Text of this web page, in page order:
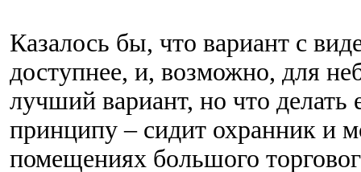
Казалось бы, что вариант с
доступнее, и, возможно, для
лучший вариант, но что делать
принципу – сидит охранник и
помещениях большого